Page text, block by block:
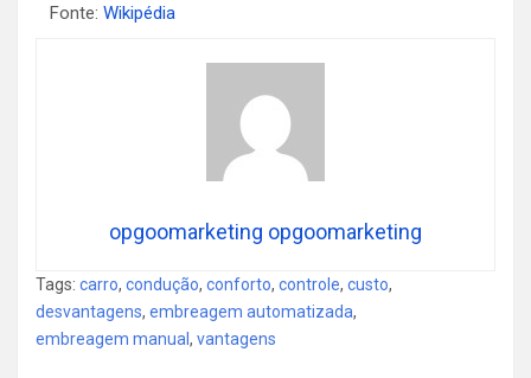
Fonte: Wikipédia
opgoomarketing opgoomarketing
Tags: carro, condução, conforto, controle, custo,
desvantagens, embreagem automatizada,
embreagem manual, vantagens